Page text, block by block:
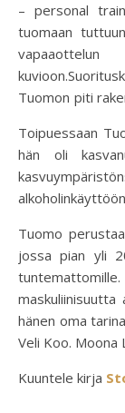
– personal
tuomaan
Tuomon piti
Toipuessaan
hän oli
Tuomo
jossa pian yli
hänen oma
Veli Koo. Moona
Kuuntele kirja